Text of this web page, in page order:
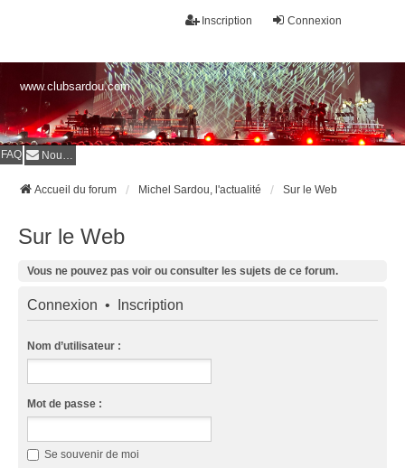
Connexion
Inscription
www.clubsardou.com
FAQ Nous contacter
Accueil du forum Michel Sardou, l'actualité Sur le Web
Sur le Web
Vous ne pouvez pas voir ou consulter les sujets de ce forum.
Connexion • Inscription
Nom d’utilisateur :
Mot de passe :
Se souvenir de moi